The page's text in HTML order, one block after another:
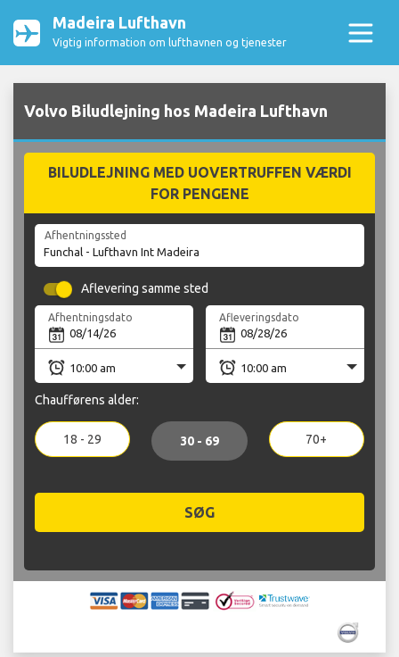
Madeira Lufthavn
Vigtig information om lufthavnen og tjenester
Volvo Biludlejning hos Madeira Lufthavn
BILUDLEJNING MED UOVERTRUFFEN VÆRDI
FOR PENGENE
Afhentningssted
Aflevering samme sted
Afhentningsdato Afleveringsdato
Chaufførens alder:
18 - 29 30 - 69 70+
SØG